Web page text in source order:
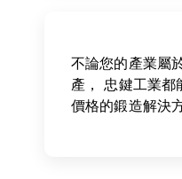
不論您的產業屬
產， 忠鍵工業都
價格的鍛造解決